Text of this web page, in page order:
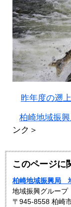
昨年度の遡
柏崎地域振
ンク＞
このページに
柏崎地域振興局
地域振興グループ
〒945-8558 柏崎